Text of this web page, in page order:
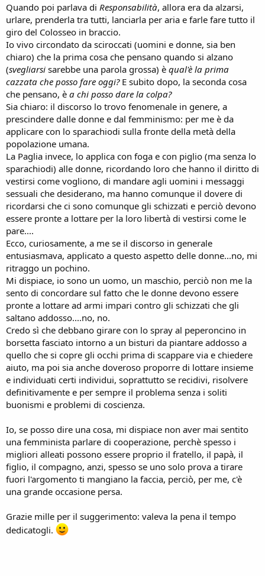
Quando poi parlava di Responsabilità, allora era da alzarsi,
urlare, prenderla tra tutti, lanciarla per aria e farle fare tutto il
giro del Colosseo in braccio.
Io vivo circondato da sciroccati (uomini e donne, sia ben
chiaro) che la prima cosa che pensano quando si alzano
(svegliarsi sarebbe una parola grossa) è qual'è la prima
cazzata che posso fare oggi?E subito dopo, la seconda cosa
che pensano, è a chi posso dare la colpa?
Sia chiaro: il discorso lo trovo fenomenale in genere, a
prescindere dalle donne e dal femminismo: per me è da
applicare con lo sparachiodi sulla fronte della metà della
popolazione umana.
La Paglia invece, lo applica con foga e con piglio (ma senza lo
sparachiodi) alle donne, ricordando loro che hanno il diritto di
vestirsi come vogliono, di mandare agli uomini i messaggi
sessuali che desiderano, ma hanno comunque il dovere di
ricordarsi che ci sono comunque gli schizzati e perciò devono
essere pronte a lottare per la loro libertà di vestirsi come le
pare....
Ecco, curiosamente, a me se il discorso in generale
entusiasmava, applicato a questo aspetto delle donne...no, mi
ritraggo un pochino.
Mi dispiace, io sono un uomo, un maschio, perciò non me la
sento di concordare sul fatto che le donne devono essere
pronte a lottare ad armi impari contro gli schizzati che gli
saltano addosso....no, no.
Credo sì che debbano girare con lo spray al peperoncino in
borsetta fasciato intorno a un bisturi da piantare addosso a
quello che si copre gli occhi prima di scappare via e chiedere
aiuto, ma poi sia anche doveroso proporre di lottare insieme
e individuati certi individui, soprattutto se recidivi, risolvere
definitivamente e per sempre il problema senza i soliti
buonismi e problemi di coscienza.
Io, se posso dire una cosa, mi dispiace non aver mai sentito
una femminista parlare di cooperazione, perchè spesso i
migliori alleati possono essere proprio il fratello, il papà, il
figlio, il compagno, anzi, spesso se uno solo prova a tirare
fuori l'argomento ti mangiano la faccia, perciò, per me, c'è
una grande occasione persa.
Grazie mille per il suggerimento: valeva la pena il tempo
dedicatogli.